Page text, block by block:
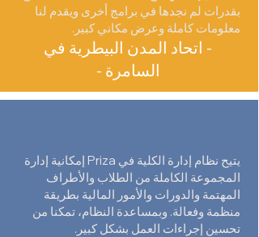
بقدرات لم نجدها في برامج أخرى ويقدم لنا
معلومات كاملة وعرض مكاني كبير.
- اتحاد المدن البيطرية في
السامرة -
يتيح نظام إدارة الكلية في Priza إمكانية إدارة
المجموعة الكاملة من الطلاب والأطراف
المهتمة والدورات والأمور المالية بطريقة
منظمة وفعالة. وبمساعدة النظام، تمكنا من
تحسين إجراءات العمل بشكل كبير.